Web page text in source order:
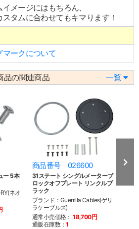
メージにはもちろん、
タムに合わせてもキマります！
ークについて
品の関連商品 一覧
ー 5本
ネオ
商品番号 026600
31ステート シングルメーターブ
ロックオフプレート リンクルブ
ラック
ブランド：Guerrilla Cables(ゲリ
ラケーブルズ)
通常小売価格： 18,700円
通販在庫数：1
商